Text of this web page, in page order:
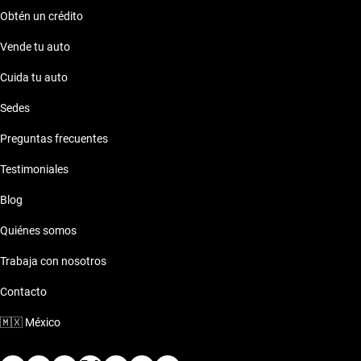
Obtén un crédito
Vende tu auto
Cuida tu auto
Sedes
Preguntas frecuentes
Testimoniales
Blog
Quiénes somos
Trabaja con nosotros
Contacto
🇲🇽 México